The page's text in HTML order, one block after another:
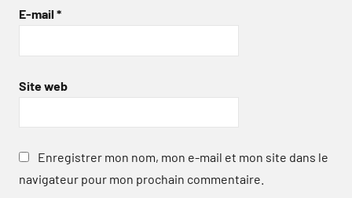
E-mail *
Site web
Enregistrer mon nom, mon e-mail et mon site dans le
navigateur pour mon prochain commentaire.